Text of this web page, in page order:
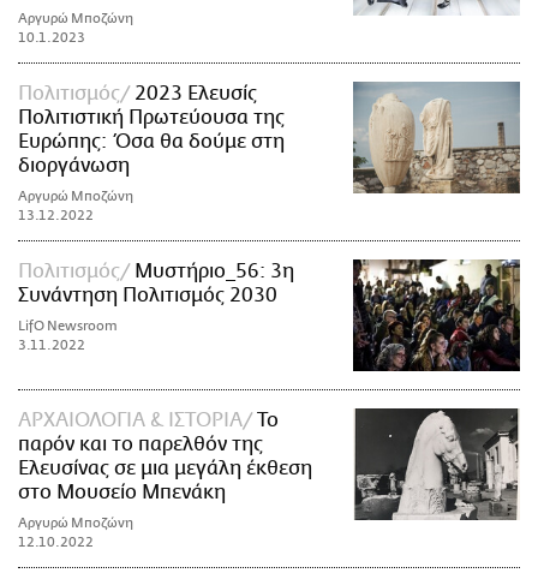
Αργυρώ Μποζώνη
10.1.2023
Πολιτισμός
2023 Ελευσίς
Πολιτιστική Πρωτεύουσα της
Ευρώπης: Όσα θα δούμε στη
διοργάνωση
Αργυρώ Μποζώνη
13.12.2022
Πολιτισμός
Μυστήριο_56: 3η
Συνάντηση Πολιτισμός 2030
LifO Newsroom
3.11.2022
ΑΡΧΑΙΟΛΟΓΙΑ & ΙΣΤΟΡΙΑ
Το
παρόν και το παρελθόν της
Ελευσίνας σε μια μεγάλη έκθεση
στο Μουσείο Μπενάκη
Αργυρώ Μποζώνη
12.10.2022